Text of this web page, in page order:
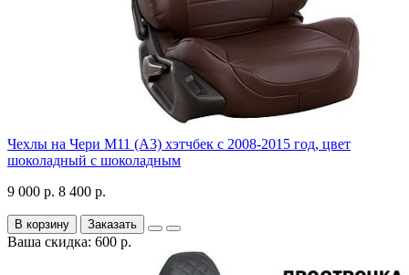
Чехлы на Чери М11 (А3) хэтчбек с 2008-2015 год, цвет
шоколадный с шоколадным
9 000 р. 8 400 р.
В корзину Заказать
Ваша скидка: 600 р.